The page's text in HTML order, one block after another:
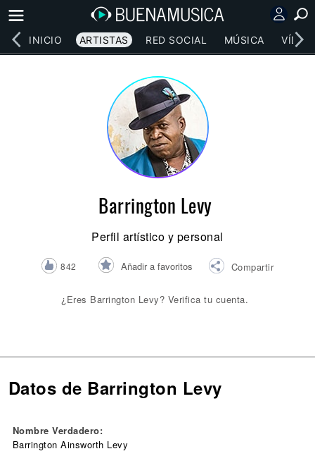
INICIO ARTISTAS RED SOCIAL MÚSICA
Barrington Levy
Perfil artístico y personal
842 Añadir a favoritos Compartir
¿Eres Barrington Levy? Verifica tu cuenta.
Datos de Barrington Levy
Nombre Verdadero:
Barrington Ainsworth Levy